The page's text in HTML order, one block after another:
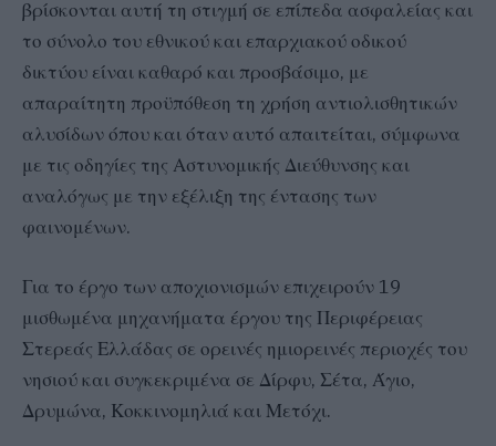
βρίσκονται αυτή τη στιγμή σε επίπεδα ασφαλείας και
το σύνολο του εθνικού και επαρχιακού οδικού
δικτύου είναι καθαρό και προσβάσιμο, με
απαραίτητη προϋπόθεση τη χρήση αντιολισθητικών
αλυσίδων όπου και όταν αυτό απαιτείται, σύμφωνα
με τις οδηγίες της Αστυνομικής Διεύθυνσης και
αναλόγως με την εξέλιξη της έντασης των
φαινομένων.
Για το έργο των αποχιονισμών επιχειρούν 19
μισθωμένα μηχανήματα έργου της Περιφέρειας
Στερεάς Ελλάδας σε ορεινές ημιορεινές περιοχές του
νησιού και συγκεκριμένα σε Δίρφυ, Σέτα, Άγιο,
Δρυμώνα, Κοκκινομηλιά και Μετόχι.